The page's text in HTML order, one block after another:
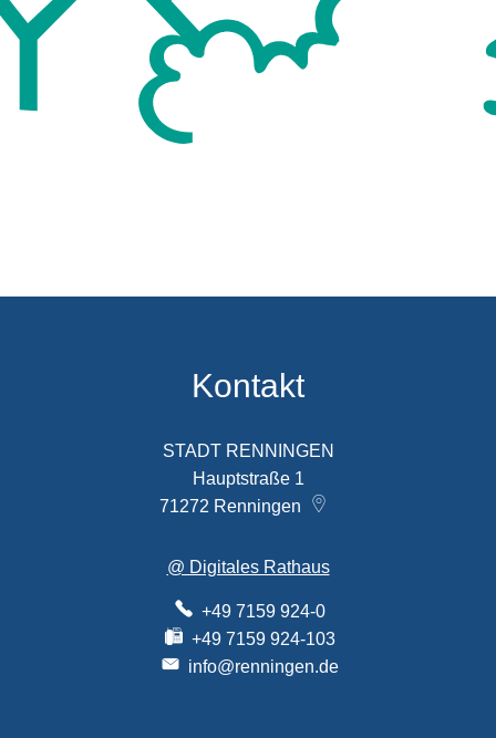
Kontakt
STADT RENNINGEN
Hauptstraße 1
71272 Renningen
@ Digitales Rathaus
+49 7159 924-0
+49 7159 924-103
info@renningen.de